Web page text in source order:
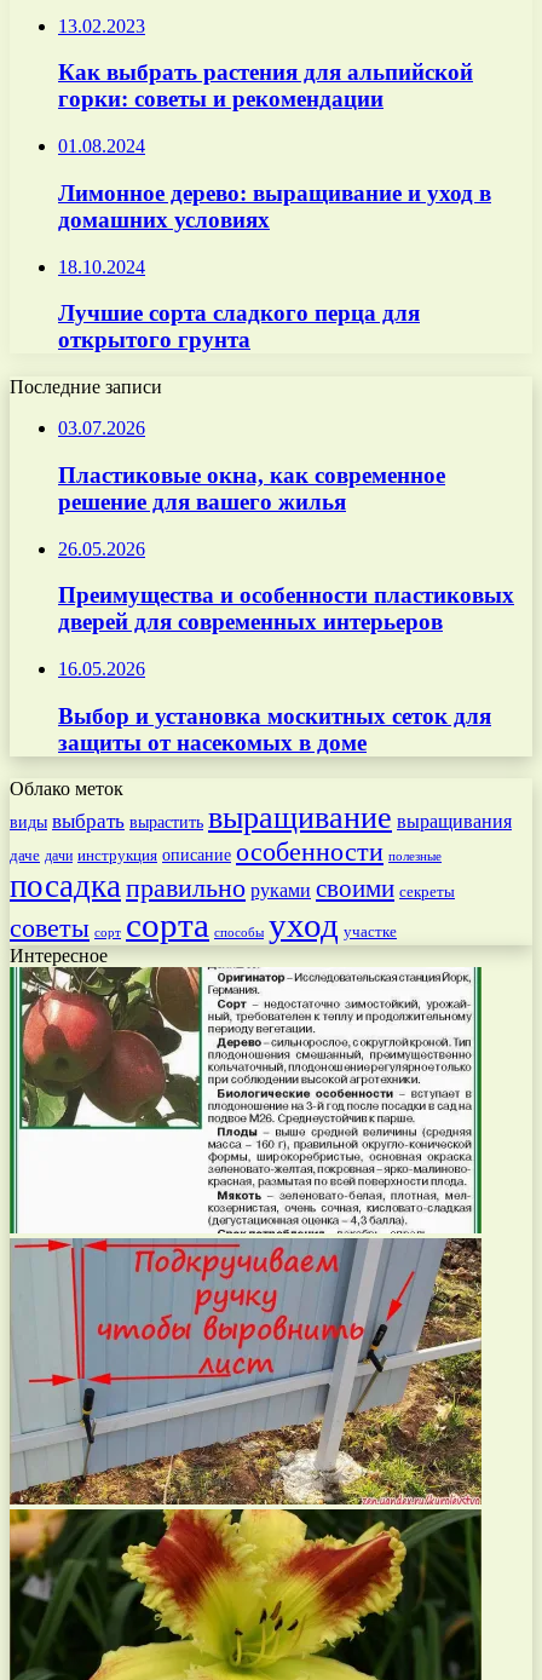
13.02.2023
Как выбрать растения для альпийской
горки: советы и рекомендации
01.08.2024
Лимонное дерево: выращивание и уход в
домашних условиях
18.10.2024
Лучшие сорта сладкого перца для
открытого грунта
Последние записи
03.07.2026
Пластиковые окна, как современное
решение для вашего жилья
26.05.2026
Преимущества и особенности пластиковых
дверей для современных интерьеров
16.05.2026
Выбор и установка москитных сеток для
защиты от насекомых в доме
Облако меток
виды выбрать вырастить выращивание выращивания
даче дачи инструкция описание особенности полезные
посадкаправильно руками своими секреты
советы сорт сорта способы уход участке
Интересное